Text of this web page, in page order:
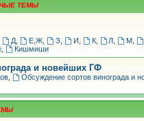
Д Е,Ж З И К, Л М
Кишмиши
и новейших ГФ
, Обсуждение сортов винограда и